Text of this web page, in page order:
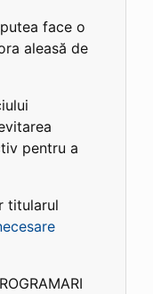
face o
aleasă de
pentru a
titularul